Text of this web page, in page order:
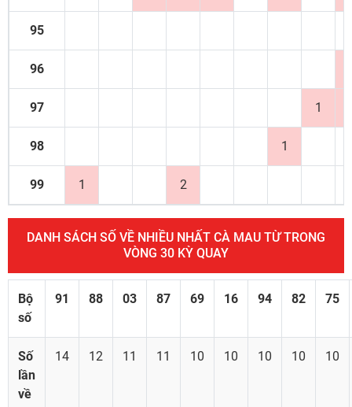
95
96
97 1
98 1
99 1 2
DANH SÁCH SỐ VỀ NHIỀU NHẤT CÀ MAU TỪ TRONG
VÒNG 30 KỲ QUAY
Bộ
số
91 88 03 87 69 16 94 82 75
Số
lần
về
14 12 11 11 10 10 10 10 10